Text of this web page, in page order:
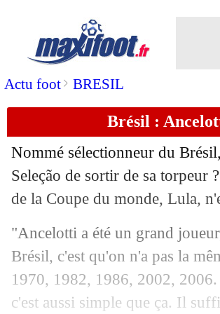
Actu foot> BRESIL
Brésil :
Nommé sélectionneur du
Seleção de sortir de sa torpeur
de la Coupe du monde, Lula,
"Ancelotti a été un grand
Brésil, c'est qu'on n'a pas la
1970, 1982, 1986, 2002,
c'est aussi simple que ça. Il
: Saúl Ñiguez
14/05 Man Utd: Hudson-
14/05 Ballon d'Or
Portugal: le fils de
14/05 Sporting: Gyökeres se
14/05 Man City: Wirtz a
14/05 Shakhtar : Naples
14/05 Real: Vinicius, toujours